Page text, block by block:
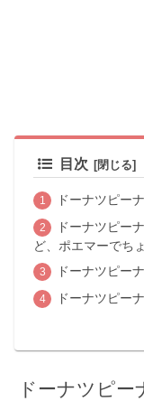
目次
ドーナツピー
ドーナツピー
ど、ポエマーでち
ドーナツピー
ドーナツピー
ドーナツピー